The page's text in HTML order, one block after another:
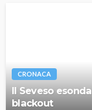
CRONACA
Il Seveso
blackout